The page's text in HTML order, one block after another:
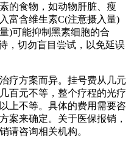
的食物，如动物肝脏、瘦
富含维生素C(注意摄入量)
)可能抑制黑素细胞的合
，切勿盲目尝试，以免延误
疗方案而异。挂号费从几元
百元不等，整个疗程的光疗
上不等。具体的费用需要咨
案来确定。关于医保报销，
请咨询相关机构。